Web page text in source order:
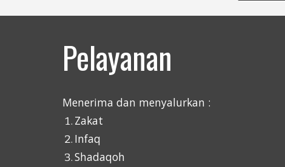
Pelayanan
Menerima dan menyalurkan :
Zakat
Infaq
Shadaqoh